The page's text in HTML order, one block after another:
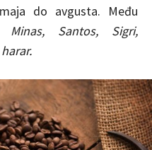
do avgusta. Među
Minas, Santos, Sigri,